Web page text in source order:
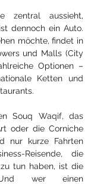
zentral aussieht,
dennoch ein Auto.
möchte, findet in
und Malls (City
Optionen –
Ketten und
Souq Waqif, das
oder die Corniche
nur kurze Fahrten
Reisende, die
tun haben, ist die
wer einen